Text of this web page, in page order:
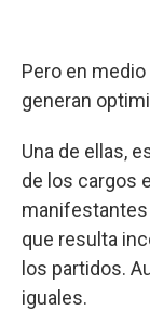
Pero en
generan
Una de ellas,
de los cargos
que resulta
los partidos.
iguales.